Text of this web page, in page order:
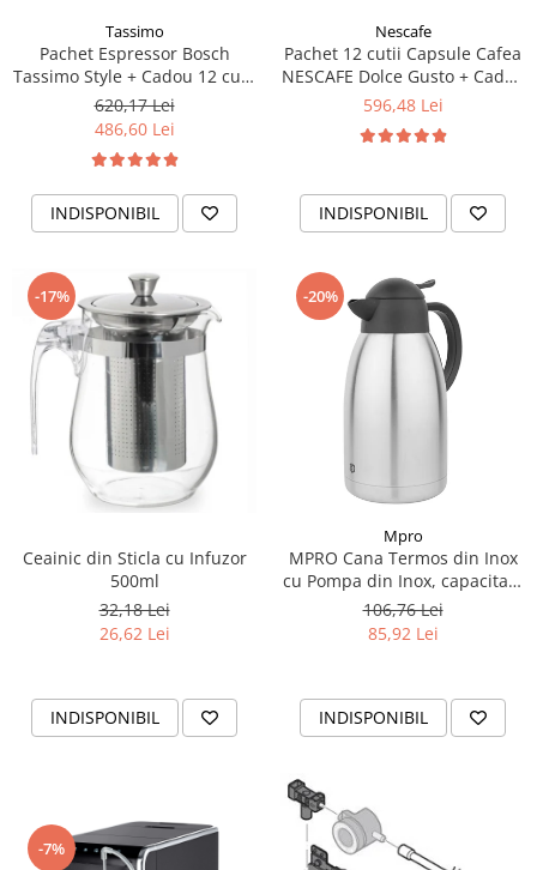
Tassimo
Pachet Espressor Bosch
Tassimo Style + Cadou 12 cutii
Capsule Cafea Tassimo
Diverse
620,17 Lei
486,60 Lei
INDISPONIBIL
Nescafe
Pachet 12 cutii Capsule Cafea
NESCAFE Dolce Gusto + Cadou
Espressor NESCAFE Piccolo XS
596,48 Lei
INDISPONIBIL
-17%
Ceainic din Sticla cu Infuzor
500ml
32,18 Lei
26,62 Lei
INDISPONIBIL
-20%
Mpro
MPRO Cana Termos din Inox
cu Pompa din Inox, capacitate
2L
106,76 Lei
85,92 Lei
INDISPONIBIL
-7%